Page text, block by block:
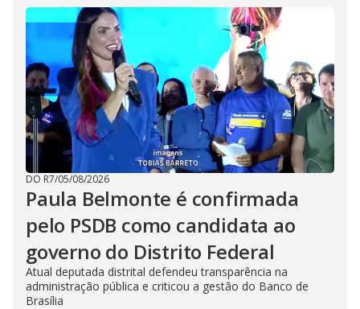
DO R7/05/08/2026
Paula Belmonte é confirmada
pelo PSDB como candidata ao
governo do Distrito Federal
Atual deputada distrital defendeu transparência na
administração pública e criticou a gestão do Banco de
Brasília